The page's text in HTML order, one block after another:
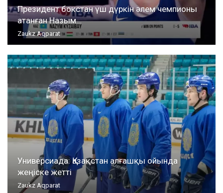
Президент бокстан үш дүркін әлем чемпионы
атанған Назым…
Zaukz Aqparat
Универсиада: Қазақстан алғашқы ойында
жеңіске жетті
Zaukz Aqparat